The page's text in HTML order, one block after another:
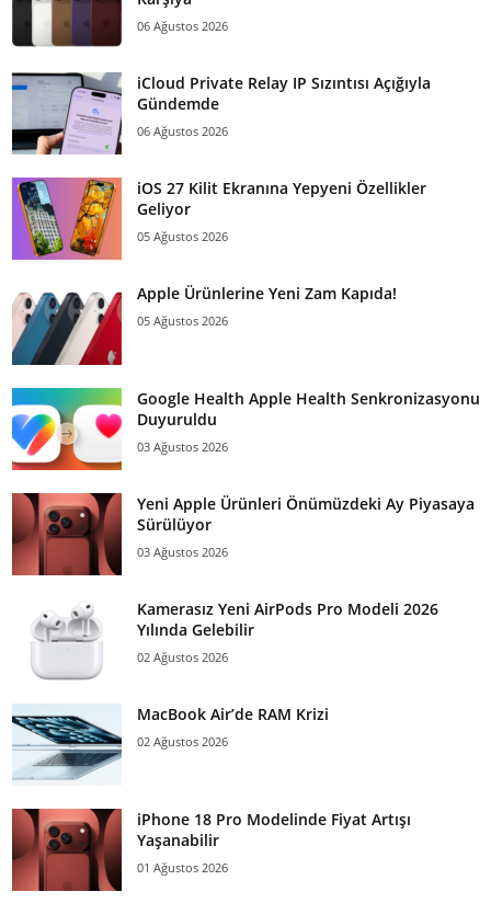
06 Ağustos 2026
iCloud Private Relay IP Sızıntısı Açığıyla
Gündemde
06 Ağustos 2026
iOS 27 Kilit Ekranına Yepyeni Özellikler
Geliyor
05 Ağustos 2026
Apple Ürünlerine Yeni Zam Kapıda!
05 Ağustos 2026
Google Health Apple Health Senkronizasyonu
Duyuruldu
03 Ağustos 2026
Yeni Apple Ürünleri Önümüzdeki Ay Piyasaya
Sürülüyor
03 Ağustos 2026
Kamerasız Yeni AirPods Pro Modeli 2026
Yılında Gelebilir
02 Ağustos 2026
MacBook Air’de RAM Krizi
02 Ağustos 2026
iPhone 18 Pro Modelinde Fiyat Artışı
Yaşanabilir
01 Ağustos 2026